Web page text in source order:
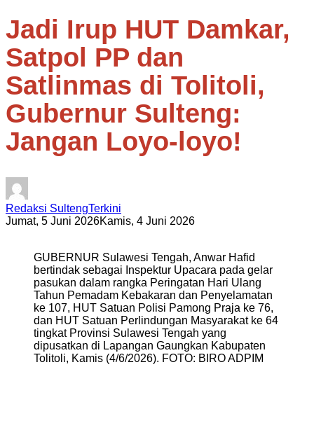
Jadi Irup HUT Damkar,
Satpol PP dan
Satlinmas di Tolitoli,
Gubernur Sulteng:
Jangan Loyo-loyo!
Redaksi SultengTerkini
Jumat, 5 Juni 2026Kamis, 4 Juni 2026
GUBERNUR Sulawesi Tengah, Anwar Hafid
bertindak sebagai Inspektur Upacara pada gelar
pasukan dalam rangka Peringatan Hari Ulang
Tahun Pemadam Kebakaran dan Penyelamatan
ke 107, HUT Satuan Polisi Pamong Praja ke 76,
dan HUT Satuan Perlindungan Masyarakat ke 64
tingkat Provinsi Sulawesi Tengah yang
dipusatkan di Lapangan Gaungkan Kabupaten
Tolitoli, Kamis (4/6/2026). FOTO: BIRO ADPIM